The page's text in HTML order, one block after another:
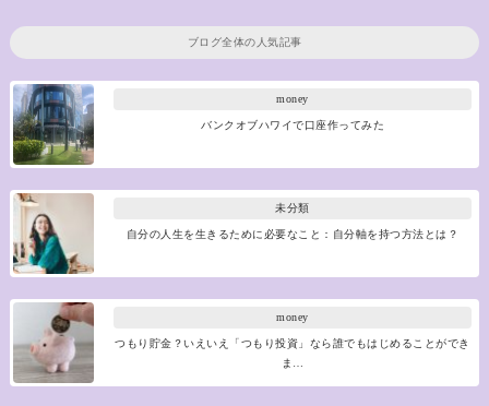
ブログ全体の人気記事
money
バンクオブハワイで口座作ってみた
未分類
自分の人生を生きるために必要なこと：自分軸を持つ方法とは？
money
つもり貯金？いえいえ「つもり投資」なら誰でもはじめることができ
ま…